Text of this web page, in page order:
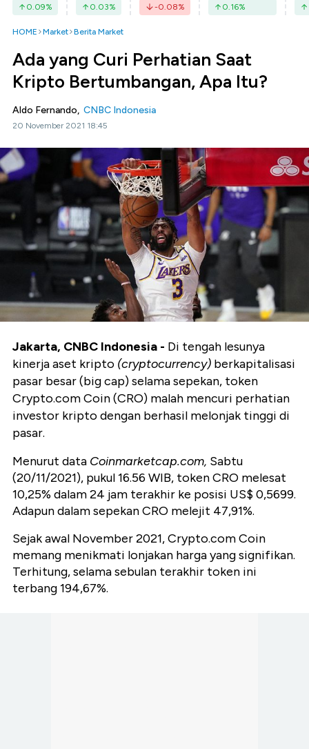
0.09% 0.03% -0.08% 0.16%
HOME Market Berita Market
Ada yang Curi Perhatian Saat
Kripto Bertumbangan, Apa Itu?
Aldo Fernando, CNBC Indonesia
20 November 2021 18:45
Jakarta, CNBC Indonesia - Di tengah lesunya
kinerja aset kripto (cryptocurrency) berkapitalisasi
pasar besar (big cap) selama sepekan, token
Crypto.com Coin (CRO) malah mencuri perhatian
investor kripto dengan berhasil melonjak tinggi di
pasar.
Menurut data Coinmarketcap.com, Sabtu
(20/11/2021), pukul 16.56 WIB, token CRO melesat
10,25% dalam 24 jam terakhir ke posisi US$ 0,5699.
Adapun dalam sepekan CRO melejit 47,91%.
Sejak awal November 2021, Crypto.com Coin
memang menikmati lonjakan harga yang signifikan.
Terhitung, selama sebulan terakhir token ini
terbang 194,67%.